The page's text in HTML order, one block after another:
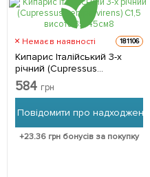
Немає в наявності 181106
Кипарис Італійський 3-х
річний (Cupressus
sempervirens) С1,5 висота
35-45см 1 саджанець в
584 грн
Повідомити про надходження
+23.36грн бонусів за покупку